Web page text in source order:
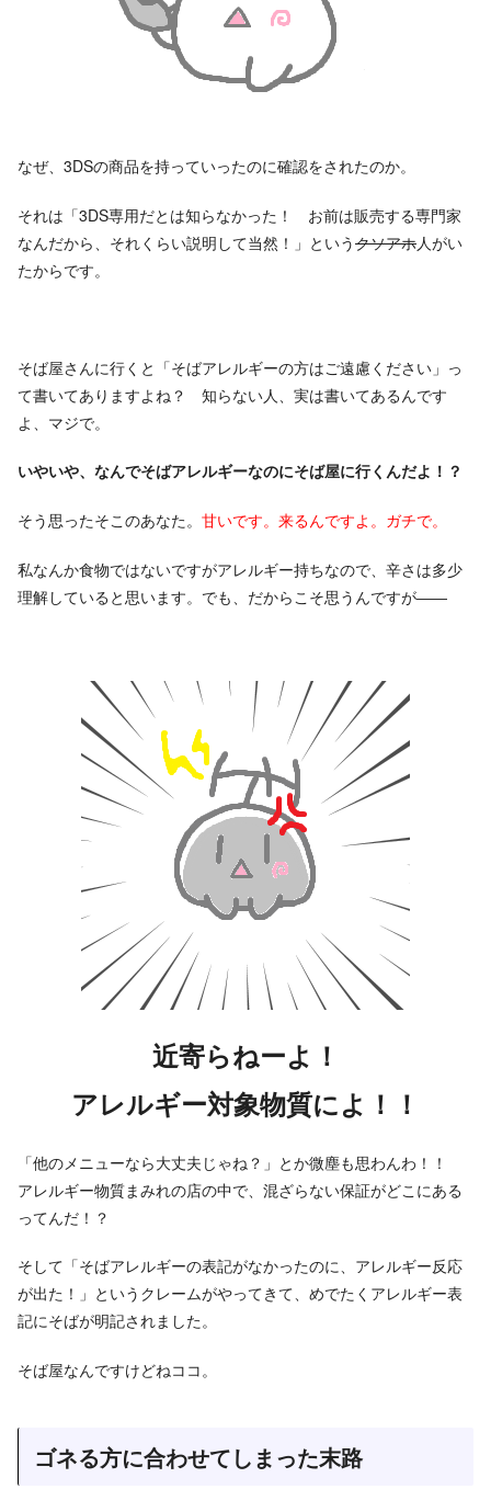
なぜ、3DSの商品を持っていったのに確認をされたのか。
それは「3DS専用だとは知らなかった！ お前は販売する専門家
なんだから、それくらい説明して当然！」というクソアホ人がい
たからです。
そば屋さんに行くと「そばアレルギーの方はご遠慮ください」っ
て書いてありますよね？ 知らない人、実は書いてあるんです
よ、マジで。
いやいや、なんでそばアレルギーなのにそば屋に行くんだよ！？
そう思ったそこのあなた。 甘いです。来るんですよ。ガチで。
私なんか食物ではないですがアレルギー持ちなので、辛さは多少
理解していると思います。でも、だからこそ思うんですが――
近寄らねーよ！
アレルギー対象物質によ！！
「他のメニューなら大丈夫じゃね？」とか微塵も思わんわ！！
アレルギー物質まみれの店の中で、混ざらない保証がどこにある
ってんだ！？
そして「そばアレルギーの表記がなかったのに、アレルギー反応
が出た！」というクレームがやってきて、めでたくアレルギー表
記にそばが明記されました。
そば屋なんですけどねココ。
ゴネる方に合わせてしまった末路